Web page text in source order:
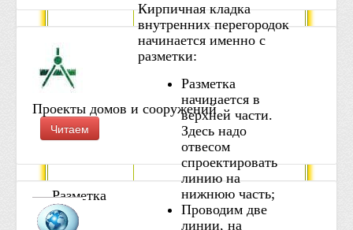
Разметка
Кирпичная кладка
внутренних перегородок
начинается именно с
разметки:
Разметка
начинается в
верхней части.
Здесь надо
отвесом
спроектировать
линию на
нижнюю часть;
Проводим две
линии, на
Проекты домов и сооружений
Читаем